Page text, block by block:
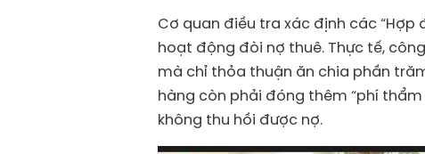
Cơ quan điều tra xác định các
hoạt động đòi nợ thuê. Thực tế,
mà chỉ thỏa thuận ăn chia phần
hàng còn phải đóng thêm “phí
không thu hồi được nợ.